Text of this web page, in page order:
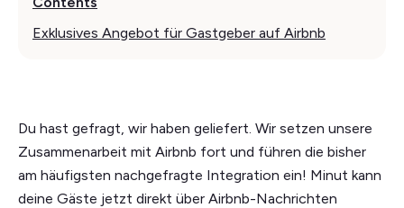
Exklusives Angebot für Gastgeber auf Airbnb
Du hast gefragt, wir haben geliefert. Wir setzen unsere
Zusammenarbeit mit Airbnb fort und führen die bisher
am häufigsten nachgefragte Integration ein! Minut kann
deine Gäste jetzt direkt über Airbnb-Nachrichten